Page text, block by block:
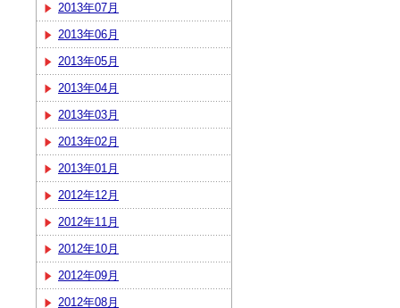
2013年07月
2013年06月
2013年05月
2013年04月
2013年03月
2013年02月
2013年01月
2012年12月
2012年11月
2012年10月
2012年09月
2012年08月